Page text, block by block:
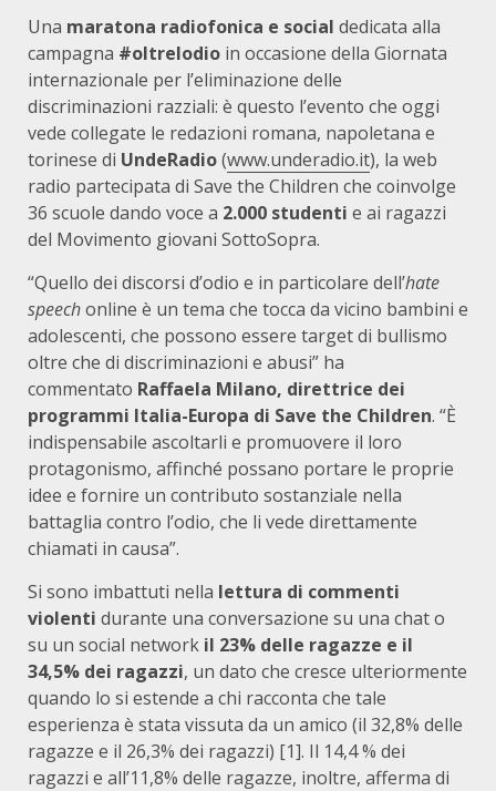
Una maratona radiofonica e social dedicata alla
campagna #oltrelodio in occasione della Giornata
internazionale per l’eliminazione delle
discriminazioni razziali: è questo l’evento che oggi
vede collegate le redazioni romana, napoletana e
torinese di UndeRadio(www.underadio.it), la web
radio partecipata di Save the Children che coinvolge
36 scuole dando voce a 2.000 studenti e ai ragazzi
del Movimento giovani SottoSopra.
“Quello dei discorsi d’odio e in particolare dell’hate
speechonline è un tema che tocca da vicino bambini e
adolescenti, che possono essere target di bullismo
oltre che di discriminazioni e abusi” ha
commentato Raffaela Milano, direttrice dei
programmi Italia-Europa di Save the Children. “È
indispensabile ascoltarli e promuovere il loro
protagonismo, affinché possano portare le proprie
idee e fornire un contributo sostanziale nella
battaglia contro l’odio, che li vede direttamente
chiamati in causa”.
Si sono imbattuti nella lettura di commenti
violenti durante una conversazione su una chat o
su un social network il 23% delle ragazze e il
34,5% dei ragazzi, un dato che cresce ulteriormente
quando lo si estende a chi racconta che tale
esperienza è stata vissuta da un amico (il 32,8% delle
ragazze e il 26,3% dei ragazzi) [1]. Il 14,4 % dei
ragazzi e all’11,8% delle ragazze, inoltre, afferma di